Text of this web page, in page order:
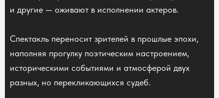
и другие — оживают в исполнении актеров.
Спектакль переносит зрителей в прошлые эпохи,
наполняя прогулку поэтическим настроением,
историческими событиями и атмосферой двух
разных, но перекликающихся судеб.